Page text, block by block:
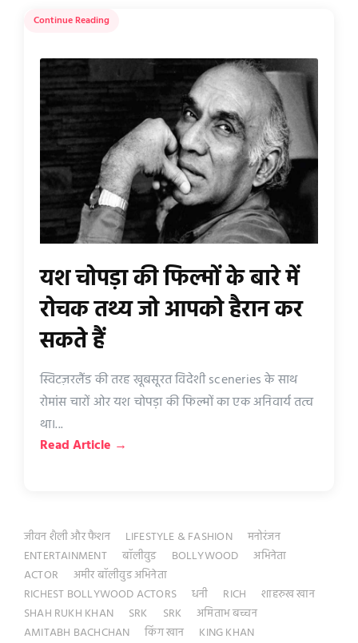
Continue Reading
यश चोपड़ा की फिल्मों के बारे में
रोचक तथ्य जो आपको हैरान कर
सकते हैं
स्विटज़रलैंड की तरह खूबसूरत विदेशी sceneries के साथ
रोमांस चारों ओर यश चोपड़ा की फिल्मों का एक अनिवार्य तत्व
था।...
Read Article →
जीवन शैली और फैशन LIFESTYLE & FASHION
मनोरंजन
ENTERTAINMENT
बॉलीवुड BOLLYWOOD
अभिनेता
ACTOR
अमीर बॉलीवुड अभिनेता
RICHEST BOLLYWOOD ACTORS
धनी RICH
शाहरुख खान
SHAH RUKH KHAN
SRK SRK
अमिताभ बच्चन
AMITABH BACHCHAN
किंग खान KING KHAN